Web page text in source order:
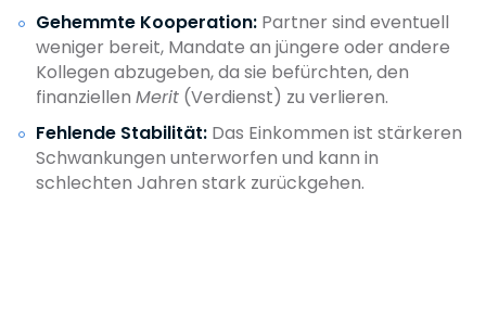
Gehemmte Kooperation: Partner sind eventuell
weniger bereit, Mandate an jüngere oder andere
Kollegen abzugeben, da sie befürchten, den
finanziellen Merit (Verdienst) zu verlieren.
Fehlende Stabilität: Das Einkommen ist stärkeren
Schwankungen unterworfen und kann in
schlechten Jahren stark zurückgehen.